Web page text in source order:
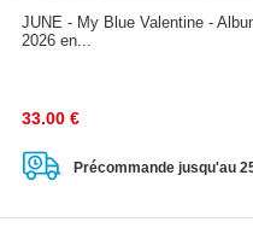
JUNE - My Blue Valentine -
2026 en...
33.00 €
Précommande jusqu'au